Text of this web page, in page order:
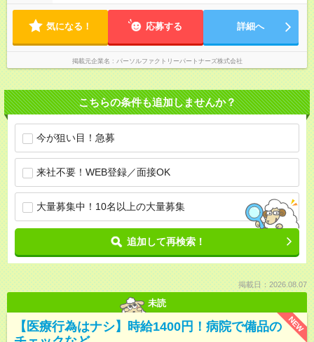
気になる！ 応募する 詳細へ
掲載元企業名 パーソルファクトリーパートナーズ株式会社
こちらの条件も追加しませんか？
今が狙い目！急募
来社不要！WEB登録／面接OK
大量募集中！10名以上の大量募集
追加して再検索！
掲載日：2026.08.07
未読
NEW
【医療行為はナシ】時給1400円！病院で備品の